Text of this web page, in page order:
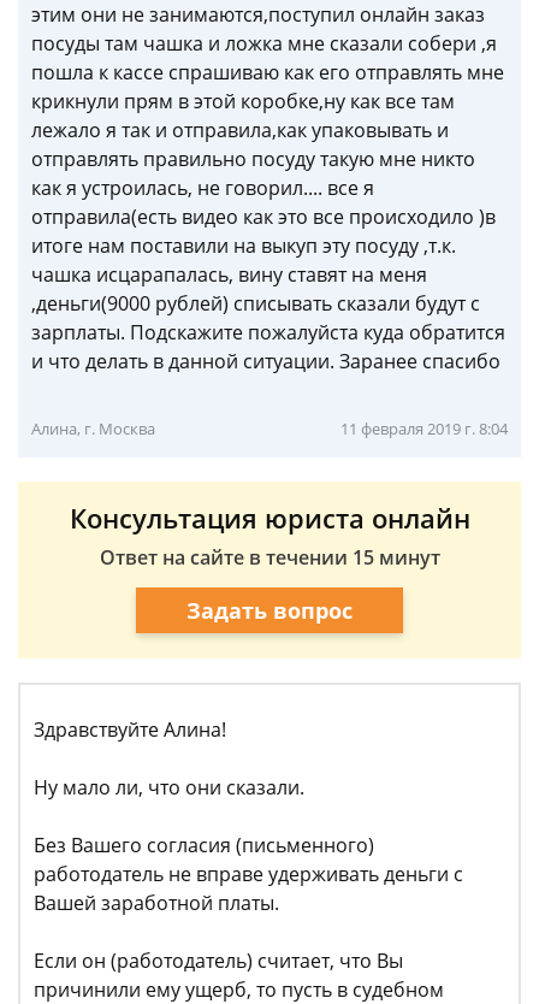
этим они не занимаются,поступил онлайн заказ
посуды там чашка и ложка мне сказали собери ,я
пошла к кассе спрашиваю как его отправлять мне
крикнули прям в этой коробке,ну как все там
лежало я так и отправила,как упаковывать и
отправлять правильно посуду такую мне никто
как я устроилась, не говорил.... все я
отправила(есть видео как это все происходило )в
итоге нам поставили на выкуп эту посуду ,т.к.
чашка исцарапалась, вину ставят на меня
,деньги(9000 рублей) списывать сказали будут с
зарплаты. Подскажите пожалуйста куда обратится
и что делать в данной ситуации. Заранее спасибо
Алина, г. Москва 11 февраля 2019 г. 8:04
Консультация юриста онлайн
Ответ на сайте в течении 15 минут
Задать вопрос
Здравствуйте Алина!
Ну мало ли, что они сказали.
Без Вашего согласия (письменного)
работодатель не вправе удерживать деньги с
Вашей заработной платы.
Если он (работодатель) считает, что Вы
причинили ему ущерб, то пусть в судебном